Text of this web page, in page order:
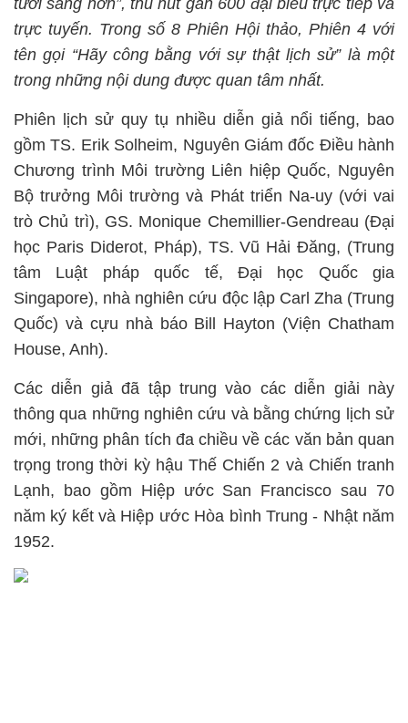
tươi sáng hơn”, thu hút gần 600 đại biểu trực tiếp và
trực tuyến. Trong số 8 Phiên Hội thảo, Phiên 4 với
tên gọi “Hãy công bằng với sự thậtlịch sử” là một
trong những nội dung được quan tâm nhất.
Phiên lịch sử quy tụ nhiều diễn giả nổi tiếng, bao
gồm TS. Erik Solheim, Nguyên Giám đốc Điều hành
Chương trình Môi trường Liên hiệp Quốc, Nguyên
Bộ trưởng Môi trường và Phát triển Na-uy (với vai
trò Chủ trì), GS. Monique Chemillier-Gendreau (Đại
học Paris Diderot, Pháp), TS. Vũ Hải Đăng, (Trung
tâm Luật pháp quốc tế, Đại học Quốc gia
Singapore), nhà nghiên cứu độc lập Carl Zha (Trung
Quốc) và cựu nhà báo Bill Hayton (Viện Chatham
House, Anh).
Các diễn giả đã tập trung vào các diễn giải này
thông qua những nghiên cứu và bằng chứng lịch sử
mới, những phân tích đa chiều về các văn bản quan
trọng trong thời kỳ hậu Thế Chiến 2 và Chiến tranh
Lạnh, bao gồm Hiệp ước San Francisco sau 70
năm ký kết và Hiệp ước Hòa bình Trung - Nhật năm
1952.